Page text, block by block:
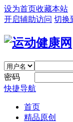
设为首页收藏本站
开启辅助访问 切换
密码
快捷导航
首页
精品原创